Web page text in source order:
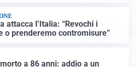
attacca l’Italia: “Revochi i
o prenderemo contromisure”
a 86 anni: addio a un